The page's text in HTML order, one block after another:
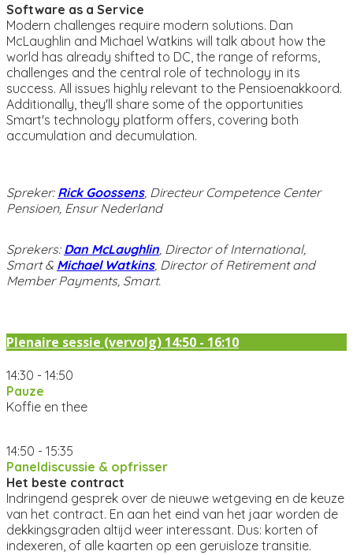
Software as a Service
Modern challenges require modern solutions. Dan
McLaughlin and Michael Watkins will talk about how the
world has already shifted to DC, the range of reforms,
challenges and the central role of technology in its
success. All issues highly relevant to the Pensioenakkoord.
Additionally, they'll share some of the opportunities
Smart's technology platform offers, covering both
accumulation and decumulation.
Spreker: Rick Goossens, Directeur Competence Center
Pensioen, Ensur Nederland
Sprekers: Dan McLaughlin , Director of International,
Smart & Michael Watkins, Director of Retirement and
Member Payments, Smart.
Plenaire sessie (vervolg) 14:50 - 16:10
14:30 - 14:50
Pauze
Koffie en thee
14:50 - 15:35
Paneldiscussie & opfrisser
Het beste contract
Indringend gesprek over de nieuwe wetgeving en de keuze
van het contract. En aan het eind van het jaar worden de
dekkingsgraden altijd weer interessant. Dus: korten of
indexeren, of alle kaarten op een geruisloze transitie.